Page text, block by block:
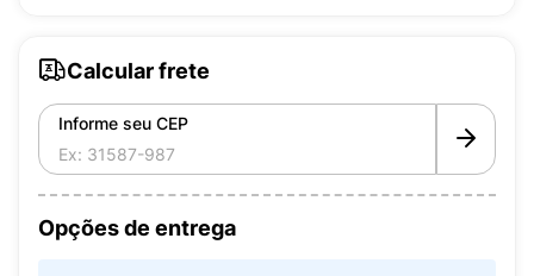
Calcular frete
Informe seu CEP
Opções de entrega